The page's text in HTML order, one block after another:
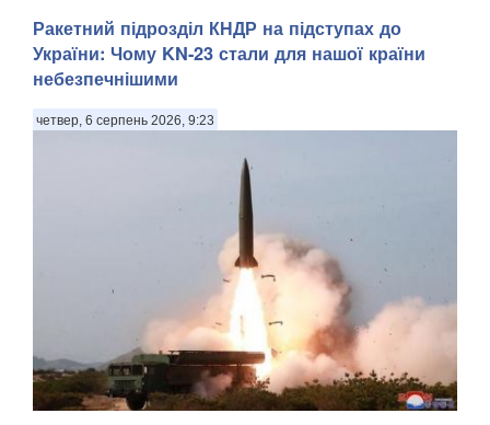
Ракетний підрозділ КНДР на підступах до
України: Чому KN-23 стали для нашої країни
небезпечнішими
четвер, 6 серпень 2026, 9:23